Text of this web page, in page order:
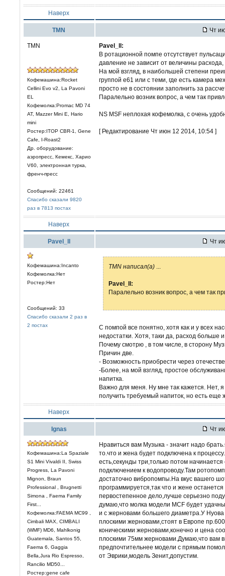
Наверх
TMN Чт
TMN
Кофемашина:Rocket
Cellini Evo v2, La Pavoni
EL
Кофемолка:Promac MD 74
AT, Mazzer Mini E, Hario
mini
Ростер:ITOP CBR-1, Gene
Cafe, I-Roast2
Др. оборудование:
аэропресс, Кемекс, Харио
V60, электронная турка,
френч-пресс
Сообщений: 22461
Спасибо сказали 9820
раз в 7813 постах
Pavel_ll:
В ротационной помпе отсутствует
давление не зависит от величины
На мой взгляд, в наибольшей степени
группой е61 или с теми, где есть камера
просто не в состоянии заполнить за
Паралельно возник вопрос, а чем так
NS MSF неплохая кофемолка, с очень
[ Редактирование Чт июн 12 2014, 10:54 ]
Наверх
Pavel_ll Чт
Кофемашина:Incanto
Кофемолка:Нет
Ростер:Нет
Сообщений: 33
Спасибо сказали 2 раз в
2 постах
TMN написал(а)
Pavel_ll:
Паралельно возник вопрос, а чем так
С помпой все понятно, хотя как и у всех
недостатки. Хотя, таки да, расход больше
Почему смотрю , в том числе, в сторону
Причин две.
- Возможность приобрести через
-Более, на мой взгляд, простое
напитка.
Важно для меня. Ну мне так кажется. Нет,
получить требуемый напиток, но есть
Наверх
Ignas Чт
Кофемашина:La Spaziale
S1 Mini Vivaldi II, Swiss
Progress, La Pavoni
Mignon, Braun
Professional , Brugnetti
Simona , Faema Family
First...
Кофемолка:FAEMA MC99 ,
Cimbali MAX, CIMBALI
(WMF) MD6, Mahlkonig
Guatemala, Santos 55,
Faema 6, Gaggia
Bella,Jura Rio Espresso,
Rancilio MD50...
Ростер:gene cafe
Нравиться вам Музыка - значит надо
то.что и жена будет подключена к
есть,секунды три,только потом
подключением к водопроводу.Там
достаточно вибропомпы.На вкус вашего
программируется,так что и жене
первостепенное дело,лучше серьезно
думаю,что молка модели MCF будет
и с жерновами большего диаметра.У
плоскими жерновами,стоят в Европе
коническими жерновами,конечно и цена
плоскими 75мм жерновами.Думаю,что вам
предпочтительнее модели с прямым
от Эврики,модель Зенит,допустим.